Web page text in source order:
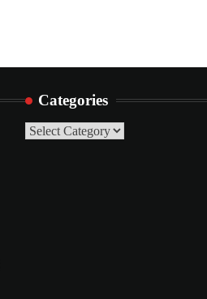
Categories
Categories